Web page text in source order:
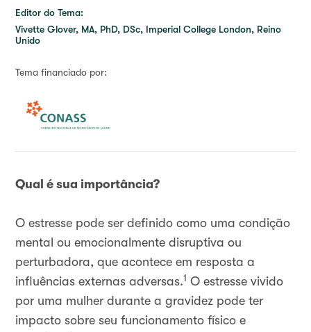
Editor do Tema:
Vivette Glover, MA, PhD, DSc, Imperial College London, Reino
Unido
Tema financiado por:
Qual é sua importância?
O estresse pode ser definido como uma condição
mental ou emocionalmente disruptiva ou
perturbadora, que acontece em resposta a
influências externas adversas.1 O estresse vivido
por uma mulher durante a gravidez pode ter
impacto sobre seu funcionamento físico e